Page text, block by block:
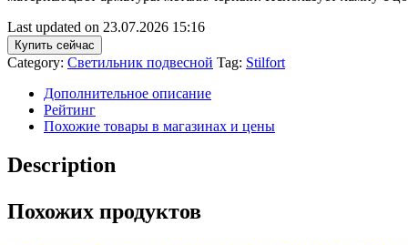
Last updated on 23.07.2026 15:16
Купить сейчас
Category: Светильник подвесной Tag: Stilfort
Дополнительное описание
Рейтинг
Похожие товары в магазинах и цены
Description
Похожих продуктов